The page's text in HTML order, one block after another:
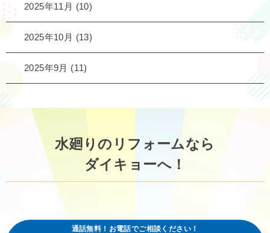
2025年11月 (10)
2025年10月 (13)
2025年9月 (11)
水廻りのリフォームなら
ダイキョーへ！
通話無料！お電話でご相談ください！